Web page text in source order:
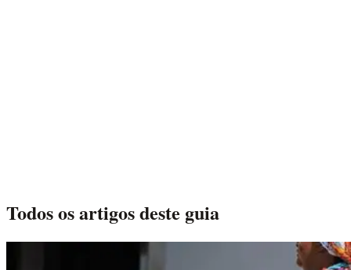
Todos os artigos deste guia